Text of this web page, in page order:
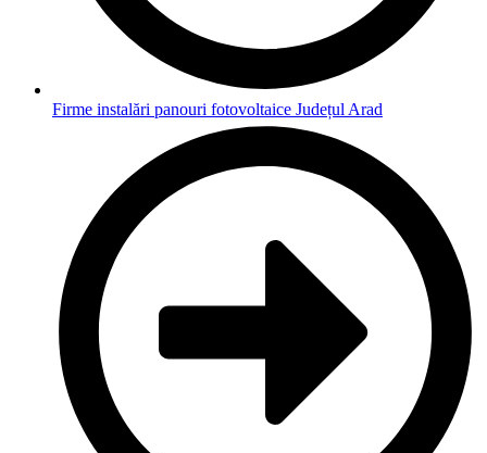
Firme instalări panouri fotovoltaice Județul Arad